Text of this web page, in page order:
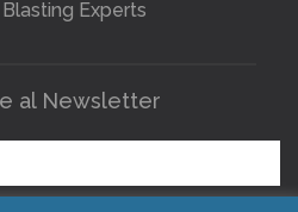
Experts
al Newsletter